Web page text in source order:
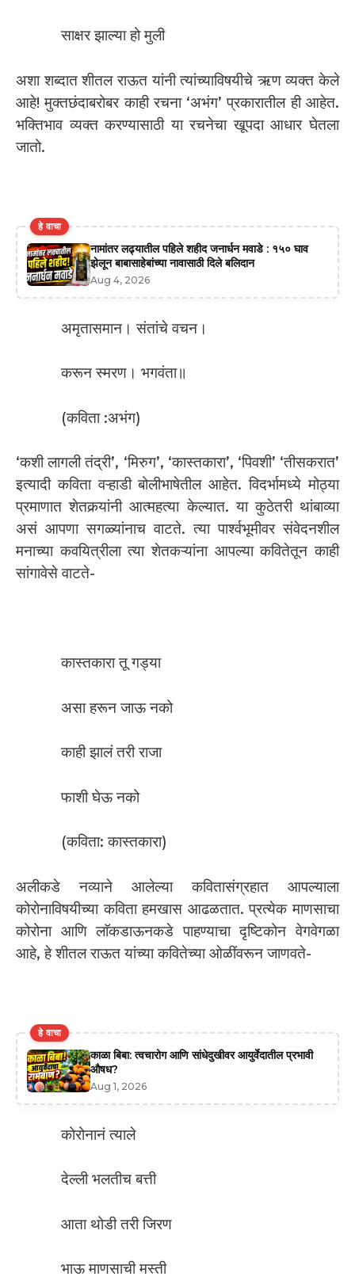
साक्षर झाल्या हो मुली
अशा शब्दात शीतल राऊत यांनी त्यांच्याविषयीचे ऋण व्यक्त केले
आहे! मुक्तछंदाबरोबर काही रचना ‘अभंग’ प्रकारातील ही आहेत.
भक्तिभाव व्यक्त करण्यासाठी या रचनेचा खूपदा आधार घेतला
जातो.
हे वाचा
नामांतर लढ्यातील पहिले शहीद जनार्धन मवाडे : १५० घाव
झेलून बाबासाहेबांच्या नावासाठी दिले बलिदान
Aug 4, 2026
अमृतासमान। संतांचे वचन।
करून स्मरण। भगवंता॥
(कविता :अभंग)
‘कशी लागली तंद्री’, ‘मिरुग’, ‘कास्तकारा’, ‘पिवशी’ ‘तीसकरात’
इत्यादी कविता वऱ्हाडी बोलीभाषेतील आहेत. विदर्भामध्ये मोठ्या
प्रमाणात शेतकर्‍यांनी आत्महत्या केल्यात. या कुठेतरी थांबाव्या
असं आपणा सगळ्यांनाच वाटते. त्या पार्श्वभूमीवर संवेदनशील
मनाच्या कवयित्रीला त्या शेतकऱ्यांना आपल्या कवितेतून काही
सांगावेसे वाटते-
कास्तकारा तू गड्या
असा हरून जाऊ नको
काही झालं तरी राजा
फाशी घेऊ नको
(कविता: कास्तकारा)
अलीकडे नव्याने आलेल्या कवितासंग्रहात आपल्याला
कोरोनाविषयीच्या कविता हमखास आढळतात. प्रत्येक माणसाचा
कोरोना आणि लाॅकडाऊनकडे पाहण्याचा दृष्टिकोन वेगवेगळा
आहे, हे शीतल राऊत यांच्या कवितेच्या ओळींवरून जाणवते-
हे वाचा
काळा बिबा: त्वचारोग आणि सांधेदुखीवर आयुर्वेदातील प्रभावी
औषध?
Aug 1, 2026
कोरोनानं त्याले
देल्ली भलतीच बत्ती
आता थोडी तरी जिरण
भाऊ माणसाची मस्ती